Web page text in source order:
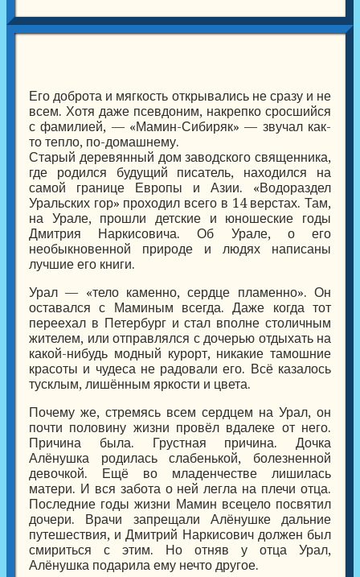
Его доброта и мягкость открывались не сразу и не
всем. Хотя даже псевдоним, накрепко сросшийся
с фамилией, — «Мамин-Сибиряк» — звучал как-
то тепло, по-домашнему.
Старый деревянный дом заводского священника,
где родился будущий писатель, находился на
самой границе Европы и Азии. «Водораздел
Уральских гор» проходил всего в 14 верстах. Там,
на Урале, прошли детские и юношеские годы
Дмитрия Наркисовича. Об Урале, о его
необыкновенной природе и людях написаны
лучшие его книги.
Урал — «тело каменно, сердце пламенно». Он
оставался с Маминым всегда. Даже когда тот
переехал в Петербург и стал вполне столичным
жителем, или отправлялся с дочерью отдыхать на
какой-нибудь модный курорт, никакие тамошние
красоты и чудеса не радовали его. Всё казалось
тусклым, лишённым яркости и цвета.
Почему же, стремясь всем сердцем на Урал, он
почти половину жизни провёл вдалеке от него.
Причина была. Грустная причина. Дочка
Алёнушка родилась слабенькой, болезненной
девочкой. Ещё во младенчестве лишилась
матери. И вся забота о ней легла на плечи отца.
Последние годы жизни Мамин всецело посвятил
дочери. Врачи запрещали Алёнушке дальние
путешествия, и Дмитрий Наркисович должен был
смириться с этим. Но отняв у отца Урал,
Алёнушка подарила ему нечто другое.